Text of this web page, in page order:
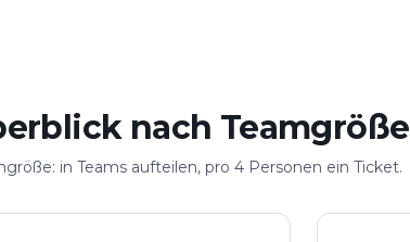
nach Teamgröße
in Teams aufteilen, pro 4 Personen ein Ticket.